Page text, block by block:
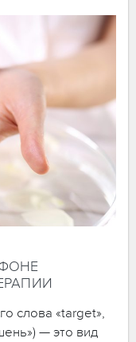
слова «target»,
— это вид